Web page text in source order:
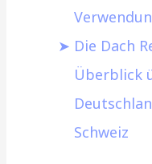
Die Dach
Überblick
Schweiz